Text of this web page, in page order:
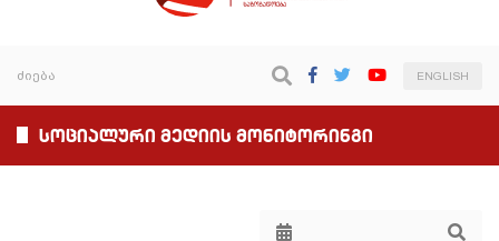
ENGLISH
სოციალური მედიის მონიტორინგი